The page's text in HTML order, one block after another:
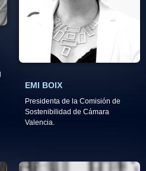
EMI BOIX
Presidenta de la Comisión de
Sostenibilidad de Cámara
Valencia.